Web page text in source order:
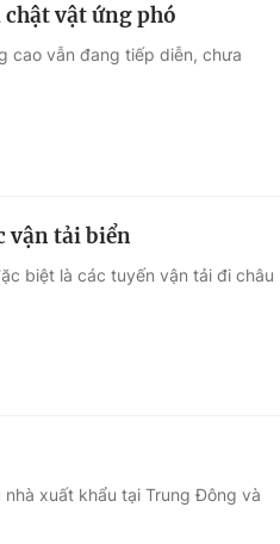
vật ứng phó
cao vẫn đang tiếp diễn, chưa
vận tải biển
biệt là các tuyến vận tải đi châu
xuất khẩu tại Trung Đông và